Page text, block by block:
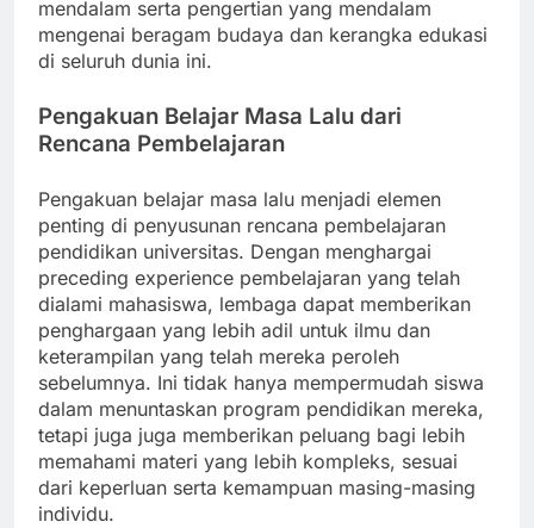
mendalam serta pengertian yang mendalam
mengenai beragam budaya dan kerangka edukasi
di seluruh dunia ini.
Pengakuan Belajar Masa Lalu dari
Rencana Pembelajaran
Pengakuan belajar masa lalu menjadi elemen
penting di penyusunan rencana pembelajaran
pendidikan universitas. Dengan menghargai
preceding experience pembelajaran yang telah
dialami mahasiswa, lembaga dapat memberikan
penghargaan yang lebih adil untuk ilmu dan
keterampilan yang telah mereka peroleh
sebelumnya. Ini tidak hanya mempermudah siswa
dalam menuntaskan program pendidikan mereka,
tetapi juga juga memberikan peluang bagi lebih
memahami materi yang lebih kompleks, sesuai
dari keperluan serta kemampuan masing-masing
individu.